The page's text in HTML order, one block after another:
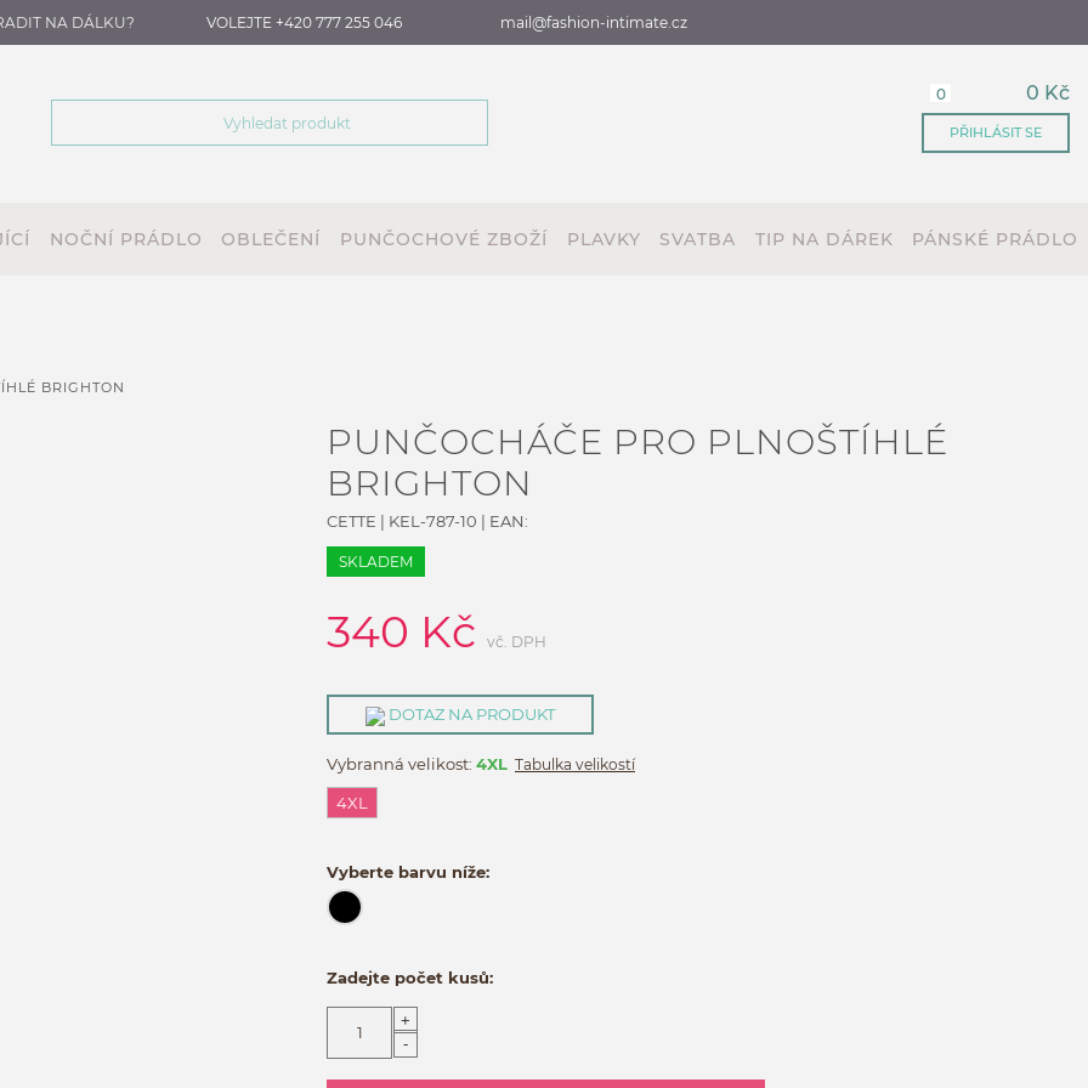
NA DÁLKU? VOLEJTE +420 777 255 046 mail@fashion-intimate.cz
0 0 Kč
PŘIHLÁSIT SE
NOČNÍ PRÁDLO OBLEČENÍ PUNČOCHOVÉ ZBOŽÍ PLAVKY SVATBA TIP NA DÁREK PÁNSKÉ PRÁDLO
BRIGHTON
PUNČOCHÁČE PRO PLNOŠTÍHLÉ
BRIGHTON
CETTE | KEL-787-10 | EAN:
SKLADEM
340 Kč vč. DPH
DOTAZ NA PRODUKT
Vybranná velikost: 4XL Tabulka velikostí
4XL
Vyberte barvu níže:
Zadejte počet kusů:
+
-